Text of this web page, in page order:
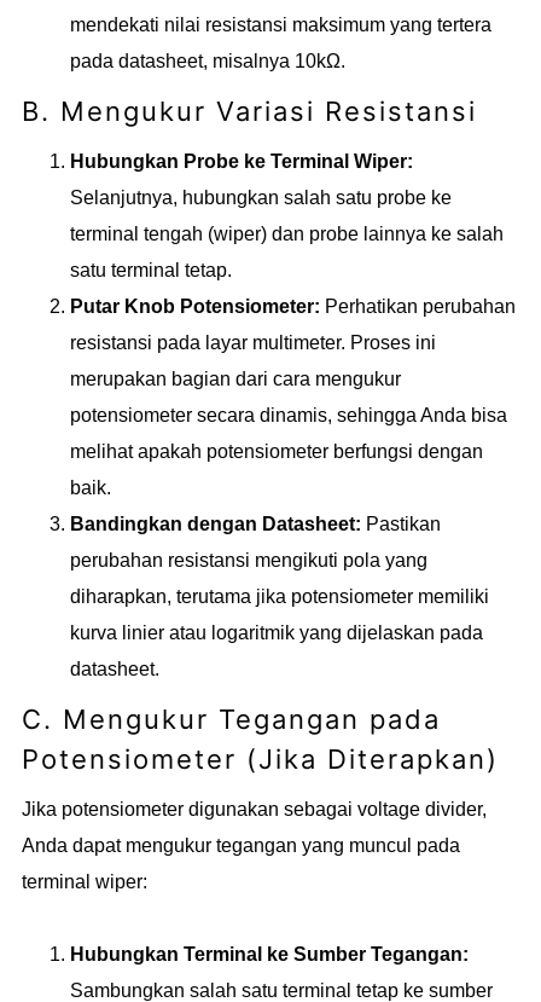
mendekati nilai resistansi maksimum yang tertera
pada datasheet, misalnya 10kΩ.
B. Mengukur Variasi Resistansi
Hubungkan Probe ke Terminal Wiper:
Selanjutnya, hubungkan salah satu probe ke
terminal tengah (wiper) dan probe lainnya ke salah
satu terminal tetap.
Putar Knob Potensiometer: Perhatikan perubahan
resistansi pada layar multimeter. Proses ini
merupakan bagian dari cara mengukur
potensiometer secara dinamis, sehingga Anda bisa
melihat apakah potensiometer berfungsi dengan
baik.
Bandingkan dengan Datasheet: Pastikan
perubahan resistansi mengikuti pola yang
diharapkan, terutama jika potensiometer memiliki
kurva linier atau logaritmik yang dijelaskan pada
datasheet.
C. Mengukur Tegangan pada
Potensiometer (Jika Diterapkan)
Jika potensiometer digunakan sebagai voltage divider,
Anda dapat mengukur tegangan yang muncul pada
terminal wiper:
Hubungkan Terminal ke Sumber Tegangan:
Sambungkan salah satu terminal tetap ke sumber